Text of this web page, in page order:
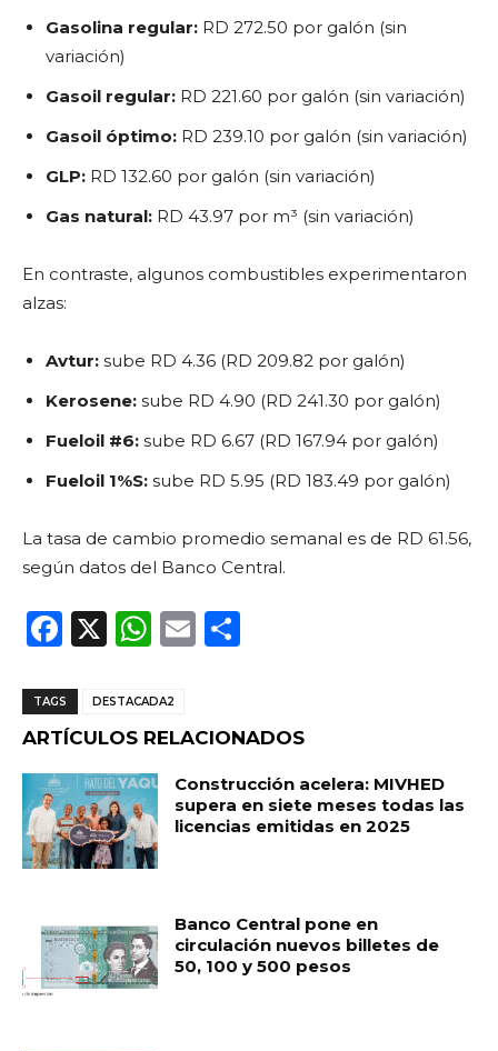
Gasolina regular: RD 272.50 por galón (sin
variación)
Gasoil regular: RD 221.60 por galón (sin variación)
Gasoil óptimo: RD 239.10 por galón (sin variación)
GLP: RD 132.60 por galón (sin variación)
Gas natural: RD 43.97 por m³ (sin variación)
En contraste, algunos combustibles experimentaron
alzas:
Avtur: sube RD 4.36 (RD 209.82 por galón)
Kerosene: sube RD 4.90 (RD 241.30 por galón)
Fueloil #6: sube RD 6.67 (RD 167.94 por galón)
Fueloil 1%S: sube RD 5.95 (RD 183.49 por galón)
La tasa de cambio promedio semanal es de RD 61.56,
según datos del Banco Central.
F
c
e
b
o
o
k
X
W
a
ts
A
p
p
E
l
p
ar
ti
r
TAGS DESTACADA2
ARTÍCULOS RELACIONADOS
Construcción acelera: MIVHED
supera en siete meses todas las
licencias emitidas en 2025
Banco Central pone en
circulación nuevos billetes de
50, 100 y 500 pesos